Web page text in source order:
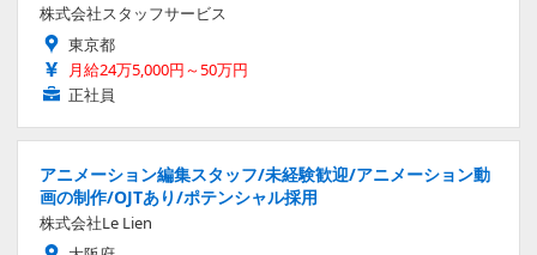
株式会社スタッフサービス
東京都
月給24万5,000円～50万円
正社員
アニメーション編集スタッフ/未経験歓迎/アニメーション動
画の制作/OJTあり/ポテンシャル採用
株式会社Le Lien